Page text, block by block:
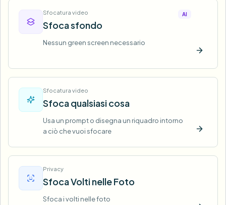
Sfocatura video
Sfoca sfondo
AI
Nessun green screen necessario
Prova
Sfocatura video
Sfoca qualsiasi cosa
Usa un prompt o disegna un riquadro intorno
a ciò che vuoi sfocare
Prova
Privacy
Sfoca Volti nelle Foto
Sfoca i volti nelle foto